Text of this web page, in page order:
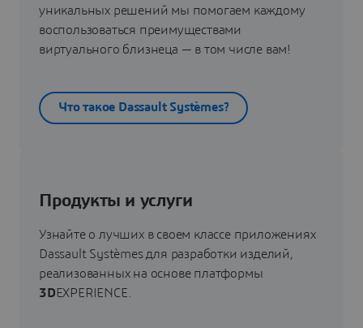
уникальных решений мы помогаем каждому
воспользоваться преимуществами
виртуального близнеца — в том числе вам!
Что такое Dassault Systèmes?
Продукты и услуги
Узнайте о лучших в своем классе приложениях
Dassault Systèmes для разработки изделий,
реализованных на основе платформы
3DEXPERIENCE.